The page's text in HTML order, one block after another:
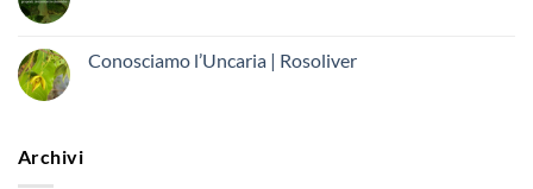
Conosciamo l’Uncaria | Rosoliver
Archivi